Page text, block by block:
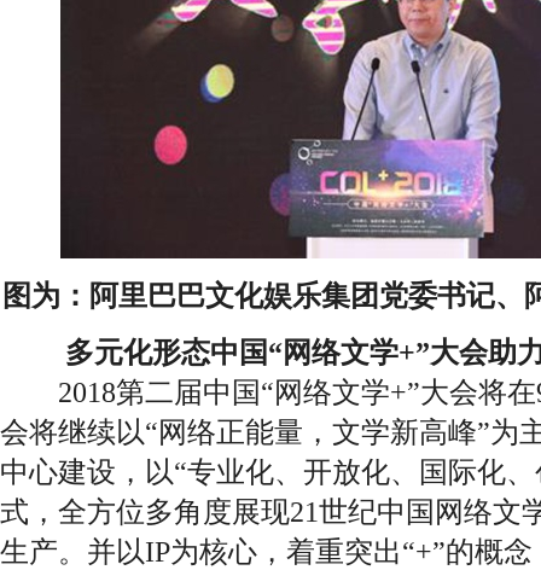
图为：阿里巴巴文化娱乐集团党委书记、
多元化形态中国“网络文学+”大会助
2018第二届中国“网络文学+”大会将在
会将继续以“网络正能量，文学新高峰”为
中心建设，以“专业化、开放化、国际化
式，全方位多角度展现21世纪中国网络文
生产。并以IP为核心，着重突出“+”的概